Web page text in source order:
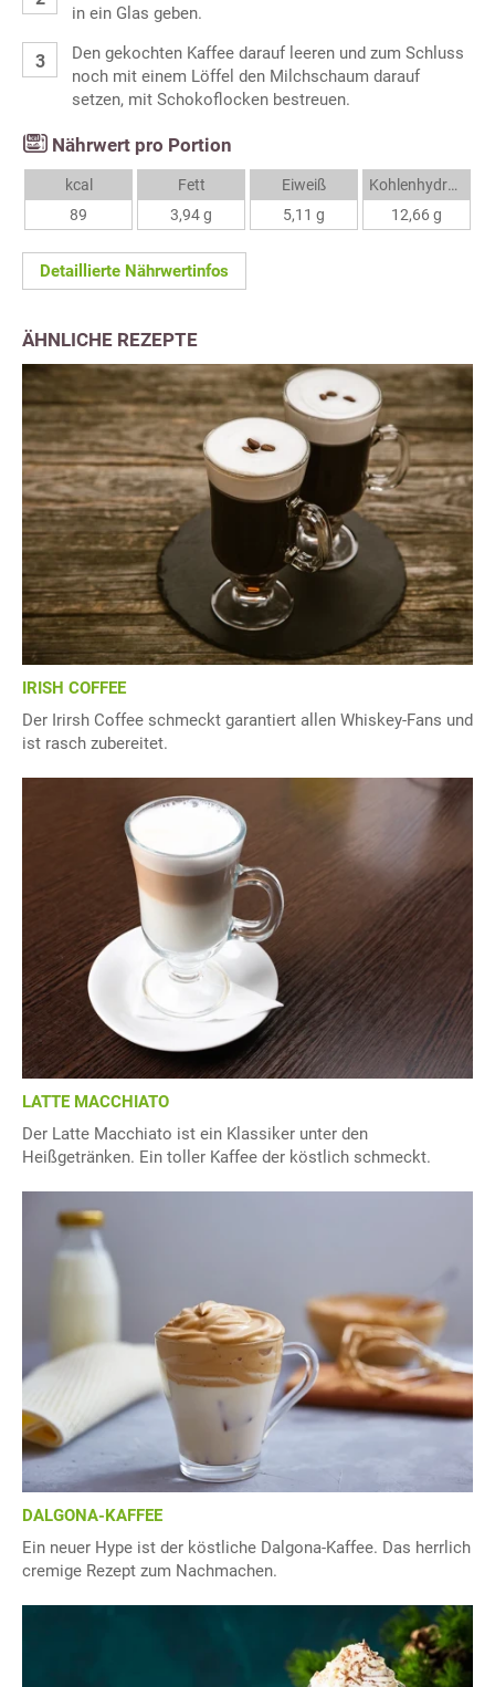
in ein Glas geben.
Den gekochten Kaffee darauf leeren und zum Schluss
noch mit einem Löffel den Milchschaum darauf
setzen, mit Schokoflocken bestreuen.
Nährwert pro Portion
kcal
89
Fett
3,94 g
Eiweiß
5,11 g
Kohlenhydrate
12,66 g
Detaillierte Nährwertinfos
ÄHNLICHE REZEPTE
IRISH COFFEE
Der Irirsh Coffee schmeckt garantiert allen Whiskey-Fans und
ist rasch zubereitet.
LATTE MACCHIATO
Der Latte Macchiato ist ein Klassiker unter den
Heißgetränken. Ein toller Kaffee der köstlich schmeckt.
DALGONA-KAFFEE
Ein neuer Hype ist der köstliche Dalgona-Kaffee. Das herrlich
cremige Rezept zum Nachmachen.